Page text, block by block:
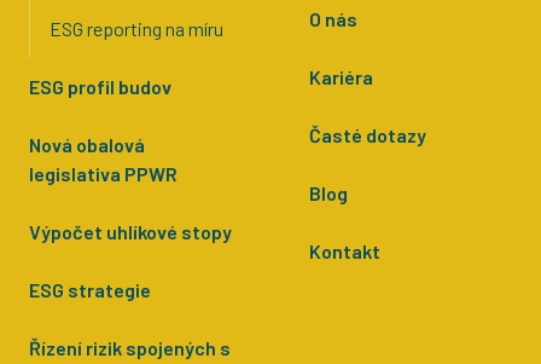
ESG reporting na míru
ESG profil budov
Nová obalová
legislativa PPWR
Výpočet uhlíkové stopy
ESG strategie
Řízení rizik spojených s
O nás
Kariéra
Časté dotazy
Blog
Kontakt